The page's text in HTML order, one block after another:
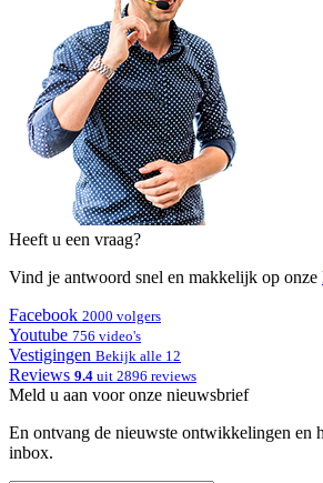
Heeft u een vraag?
Vind je antwoord snel en makkelijk op onze
Facebook 2000 volgers
Youtube 756 video's
Vestigingen Bekijk alle 12
Reviews 9.4 uit 2896 reviews
Meld u aan voor onze nieuwsbrief
En ontvang de nieuwste ontwikkelingen en
inbox.